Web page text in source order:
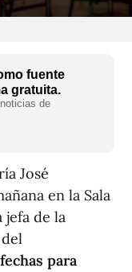
fuente
gratuita.
de
José
en la Sala
jefa de la
fechas para